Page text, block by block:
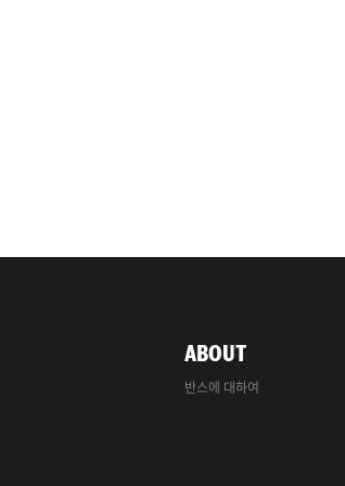
ABOUT
반스에 대하여